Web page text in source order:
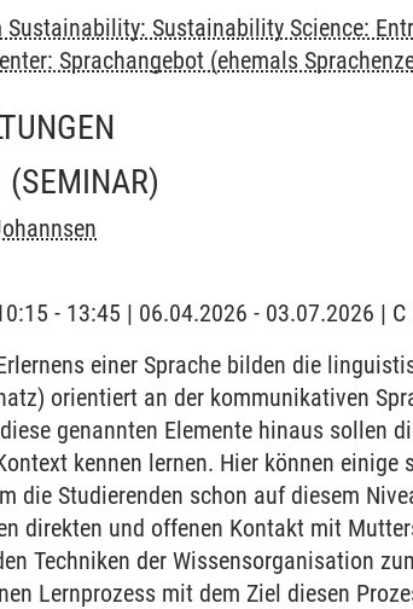
Sustainability Science:
Sprachangebot (ehemals
(SEMINAR)
- 13:45 | 06.04.2026 - 03.07.2026 | C
einer Sprache bilden die
orientiert an der kommunikativen
genannten Elemente hinaus sollen
kennen lernen. Hier können einige
die Studierenden schon auf diesem
direkten und offenen Kontakt mit
Techniken der Wissensorganisation
Lernprozess mit dem Ziel diesen